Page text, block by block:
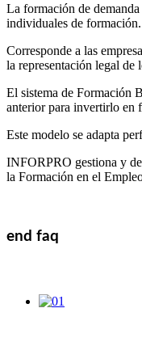
La formación de demanda
individuales de formación.
Corresponde a las
la representación legal de
El sistema de Formación
anterior para invertirlo en
Este modelo se adapta
INFORPRO gestiona y
la Formación en el
end faq